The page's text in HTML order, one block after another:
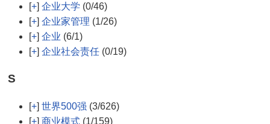
[+] 企业大学 (0/46)
[+] 企业家管理 (1/26)
[+] 企业 (6/1)
[+] 企业社会责任 (0/19)
S
[+] 世界500强 (3/626)
[+] 商业模式 (1/159)